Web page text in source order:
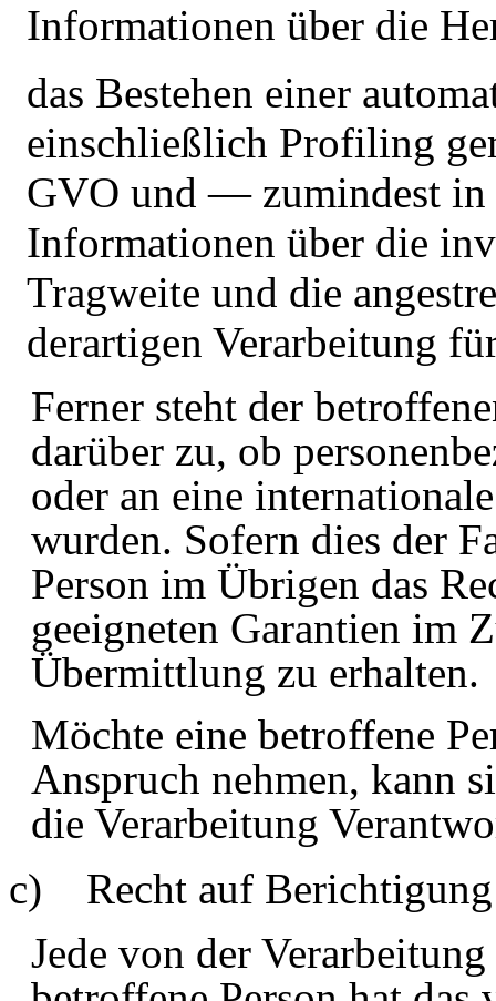
Informationen über die
das Bestehen einer
einschließlich Profiling
GVO und — zumindest in
Informationen über die
Tragweite und die
derartigen Verarbeitung
Ferner steht der
darüber zu, ob
oder an eine
wurden. Sofern dies der
Person im Übrigen das
geeigneten Garantien im
Übermittlung zu erhalten.
Möchte eine betroffene
Anspruch nehmen, kann
die Verarbeitung
c) Recht auf Berichtigung
Jede von der